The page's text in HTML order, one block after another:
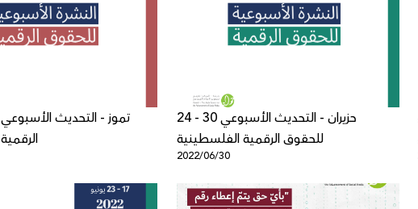
24 - 30 حزيران - التحديث الأسبوعي
للحقوق الرقمية الفلسطينية
2022/06/30